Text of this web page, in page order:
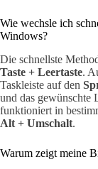
Wie wechsle ich
Windows?
Die schnellste
Taste + Leertaste.
Taskleiste auf den
und das gewünschte
funktioniert in
Alt + Umschalt.
Warum zeigt meine